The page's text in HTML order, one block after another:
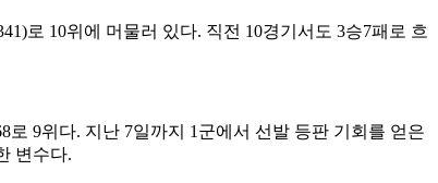
로 10위에 머물러 있다. 직전 10경기서도 3승7패로 흐
9위다. 지난 7일까지 1군에서 선발 등판 기회를 얻은
변수다.